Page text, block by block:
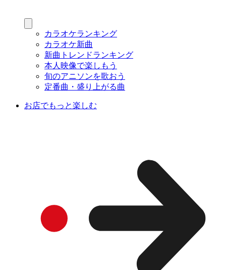
カラオケランキング
カラオケ新曲
新曲トレンドランキング
本人映像で楽しもう
旬のアニソンを歌おう
定番曲・盛り上がる曲
お店でもっと楽しむ